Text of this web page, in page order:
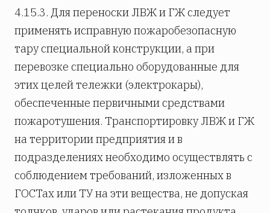
4.15.3. Для переноски ЛВЖ и ГЖ следует
применять исправную пожаробезопасную
тару специальной конструкции, а при
перевозке специально оборудованные для
этих целей тележки (электрокары),
обеспеченные первичными средствами
пожаротушения. Транспортировку ЛВЖ и ГЖ
на территории предприятия и в
подразделениях необходимо осуществлять с
соблюдением требований, изложенных в
ГОСТах или ТУ на эти вещества, не допуская